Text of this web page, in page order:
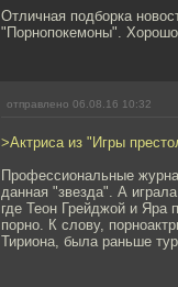
Отличная подборка
"Порнопокемоны".
отправлено 06.08.16 10:32
>Актриса из "Игры
Профессиональные
данная "звезда". А
где Теон Грейджой и Яра
порно. К слову,
Тириона, была раньше